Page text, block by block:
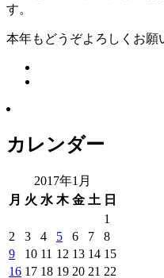
す。
本年もどうぞよろしくお願
カレンダー
2017年1月
月 火 水 木 金 土 日
1
2
3 4 5 6 7
8
9
10 11 12 13 14 15
16 17 18 19 20 21 22